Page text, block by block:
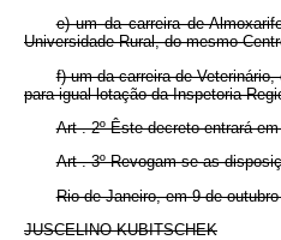
e) um da carreira de
Universidade Rural, do mesmo
f) um da carreira de
para igual lotação da Inspetoria
Art . 2º Êste decreto entrará
Art . 3º Revogam-se as
Rio de Janeiro, em 9 de
JUSCELINO KUBITSCHEK